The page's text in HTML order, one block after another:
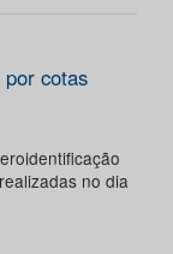
por cotas
no dia